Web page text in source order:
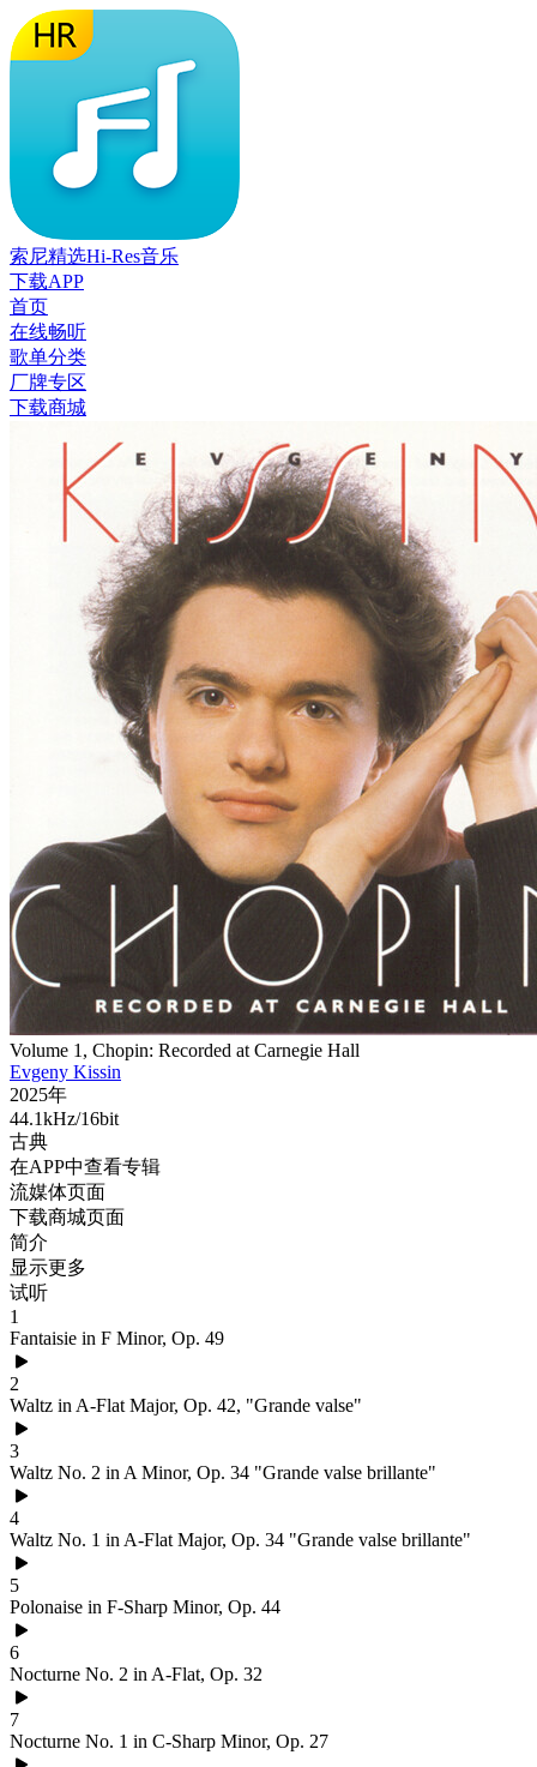
索尼精选Hi-Res音乐
下载APP
首页
在线畅听
歌单分类
厂牌专区
下载商城
Volume 1, Chopin: Recorded at Carnegie Hall
Evgeny Kissin
2025年
44.1kHz/16bit
古典
在APP中查看专辑
流媒体页面
下载商城页面
简介
显示更多
试听
1
Fantaisie in F Minor, Op. 49
2
Waltz in A-Flat Major, Op. 42, "Grande valse"
3
Waltz No. 2 in A Minor, Op. 34 "Grande valse brillante"
4
Waltz No. 1 in A-Flat Major, Op. 34 "Grande valse brillante"
5
Polonaise in F-Sharp Minor, Op. 44
6
Nocturne No. 2 in A-Flat, Op. 32
7
Nocturne No. 1 in C-Sharp Minor, Op. 27